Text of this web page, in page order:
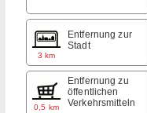
3 km
Entfernung zur
Stadt
0,5 km
Entfernung zu
öffentlichen
Verkehrsmitteln